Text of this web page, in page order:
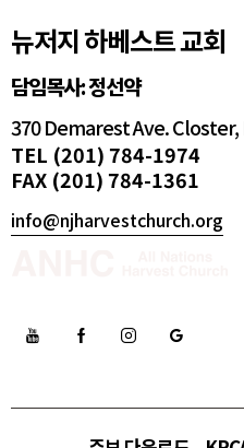
뉴저지 하베스트 교회
담임목사: 정선약
370 Demarest Ave. Closter,
TEL (201) 784-1974
FAX (201) 784-1361
info@njharvestchurch.org